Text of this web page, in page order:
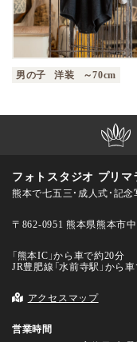
男の子 洋装 ～70cm
フォトスタジオ プリマ
熊本で七五三・成人式・記
〒862-0951 熊本県熊本市
「熊本IC」から車で約20分
JR豊肥線「水前寺駅」から
アクセスマップ
営業時間